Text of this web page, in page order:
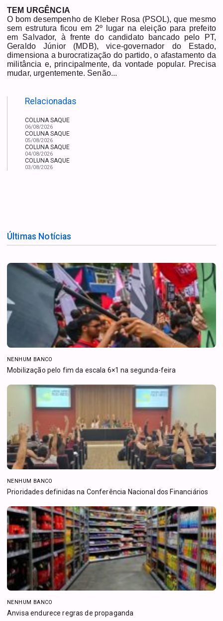
TEM URGÊNCIA
O bom desempenho de Kleber Rosa (PSOL), que mesmo
sem estrutura ficou em 2º lugar na eleição para prefeito
em Salvador, à frente do candidato bancado pelo PT,
Geraldo Júnior (MDB), vice-governador do Estado,
dimensiona a burocratização do partido, o afastamento da
militância e, principalmente, da vontade popular. Precisa
mudar, urgentemente. Senão...
Relacionadas
COLUNA SAQUE
06/08/2026
COLUNA SAQUE
05/08/2026
COLUNA SAQUE
04/08/2026
COLUNA SAQUE
03/08/2026
Últimas Notícias
NENHUM BANCO
Mobilização pelo fim da escala 6×1 na segunda-feira
NENHUM BANCO
Prioridades definidas na Conferência Nacional dos Financiários
NENHUM BANCO
Anvisa endurece regras de propaganda